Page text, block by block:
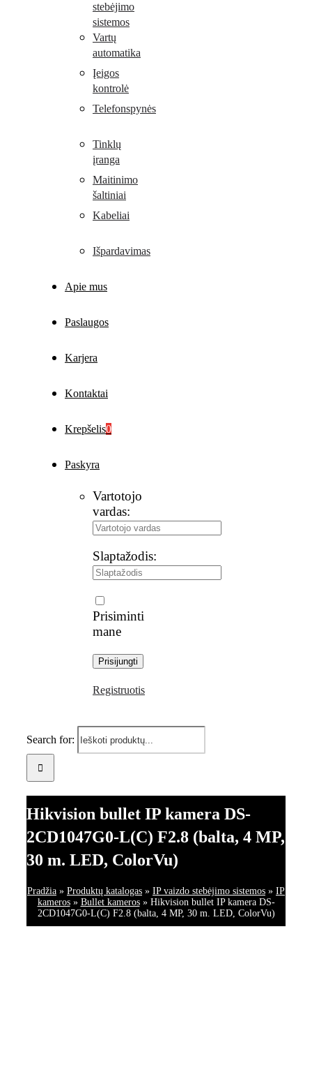
stebėjimo
sistemos
Vartų
automatika
Įeigos
kontrolė
Telefonspynės
Tinklų
įranga
Maitinimo
šaltiniai
Kabeliai
Išpardavimas
Apie mus
Paslaugos
Karjera
Kontaktai
Krepšelis0
Paskyra
Vartotojo
vardas:
Slaptažodis:
Prisiminti
mane
Registruotis
Search for:
Hikvision bullet IP kamera DS-
2CD1047G0-L(C) F2.8 (balta, 4 MP,
30 m. LED, ColorVu)
Pradžia » Produktų katalogas » IP vaizdo stebėjimo sistemos » IP
kameros» Bullet kameros» Hikvision bullet IP kamera DS-
2CD1047G0-L(C) F2.8 (balta, 4 MP, 30 m. LED, ColorVu)